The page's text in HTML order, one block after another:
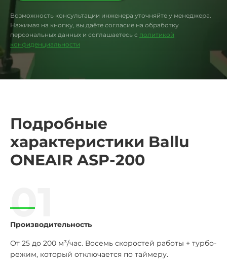
Возможность консультации инженера уточняйте у менеджера.
Нажимая на кнопку, вы даёте согласие на обработку
персональных данных и соглашаетесь с политикой
конфиденциальности
Подробные
характеристики Ballu
ONEAIR ASP-200
01
Производительность
От 25 до 200 м³/час. Восемь скоростей работы + турбо-
режим, который отключается по таймеру.